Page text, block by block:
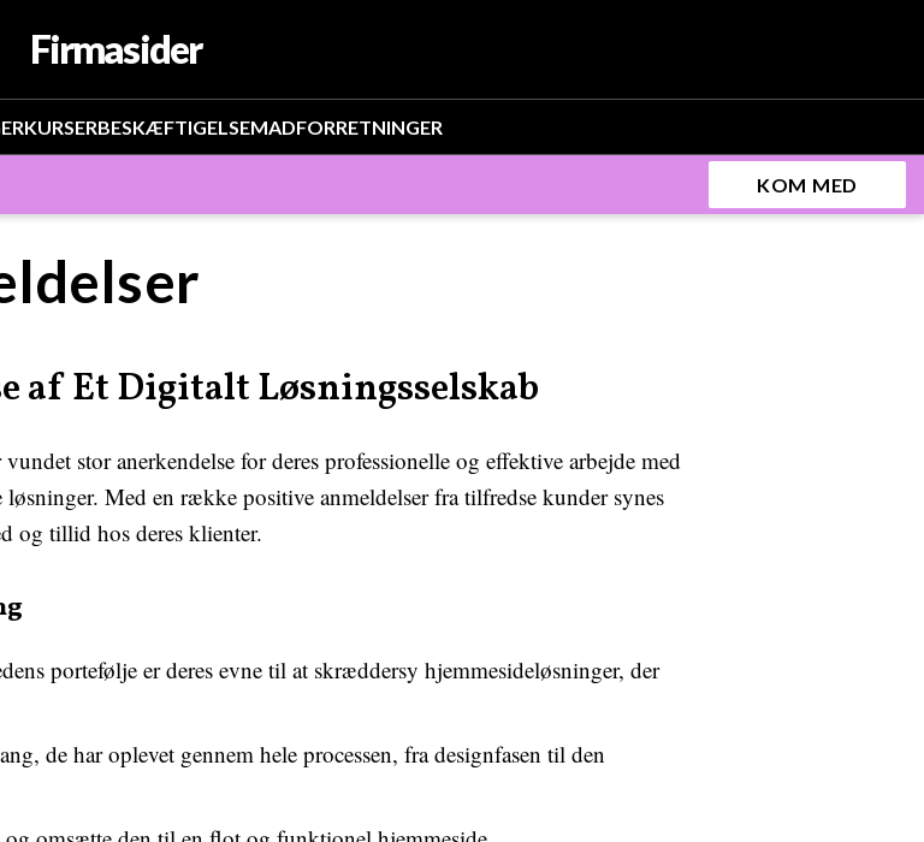
Firmasider
KURSERBESKÆFTIGELSEMADFORRETNINGER
KOM MED
af Et Digitalt Løsningsselskab
stor anerkendelse for deres professionelle og effektive arbejde med
Med en række positive anmeldelser fra tilfredse kunder synes
og tillid hos deres klienter.
portefølje er deres evne til at skræddersy hjemmesideløsninger, der
de har oplevet gennem hele processen, fra designfasen til den